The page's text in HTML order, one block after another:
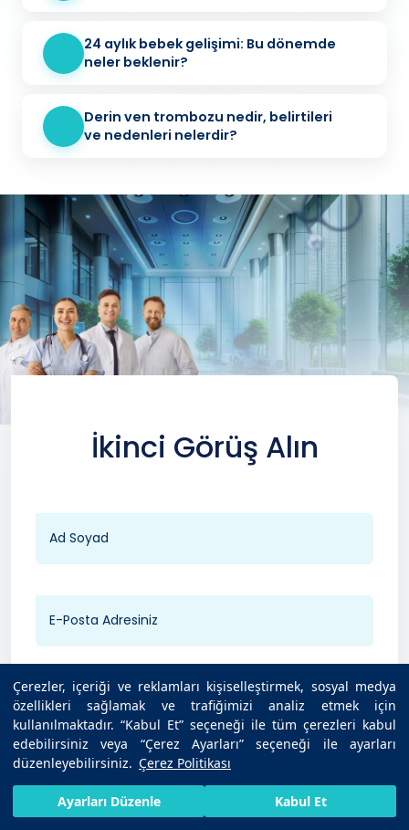
Çerezler, içeriği ve reklamları kişiselleştirmek, sosyal medya
özellikleri sağlamak ve trafiğimizi analiz etmek için
kullanılmaktadır. “Kabul Et” seçeneği ile tüm çerezleri kabul
edebilirsiniz veya “Çerez Ayarları” seçeneği ile ayarları
düzenleyebilirsiniz. Çerez Politikası
Ayarları Düzenle Kabul Et
24 aylık bebek gelişimi: Bu dönemde
neler beklenir?
Derin ven trombozu nedir, belirtileri
ve nedenleri nelerdir?
İkinci Görüş Alın
Hastane Seçin
HIZLI RANDEVU AL BIZE ULAŞIN